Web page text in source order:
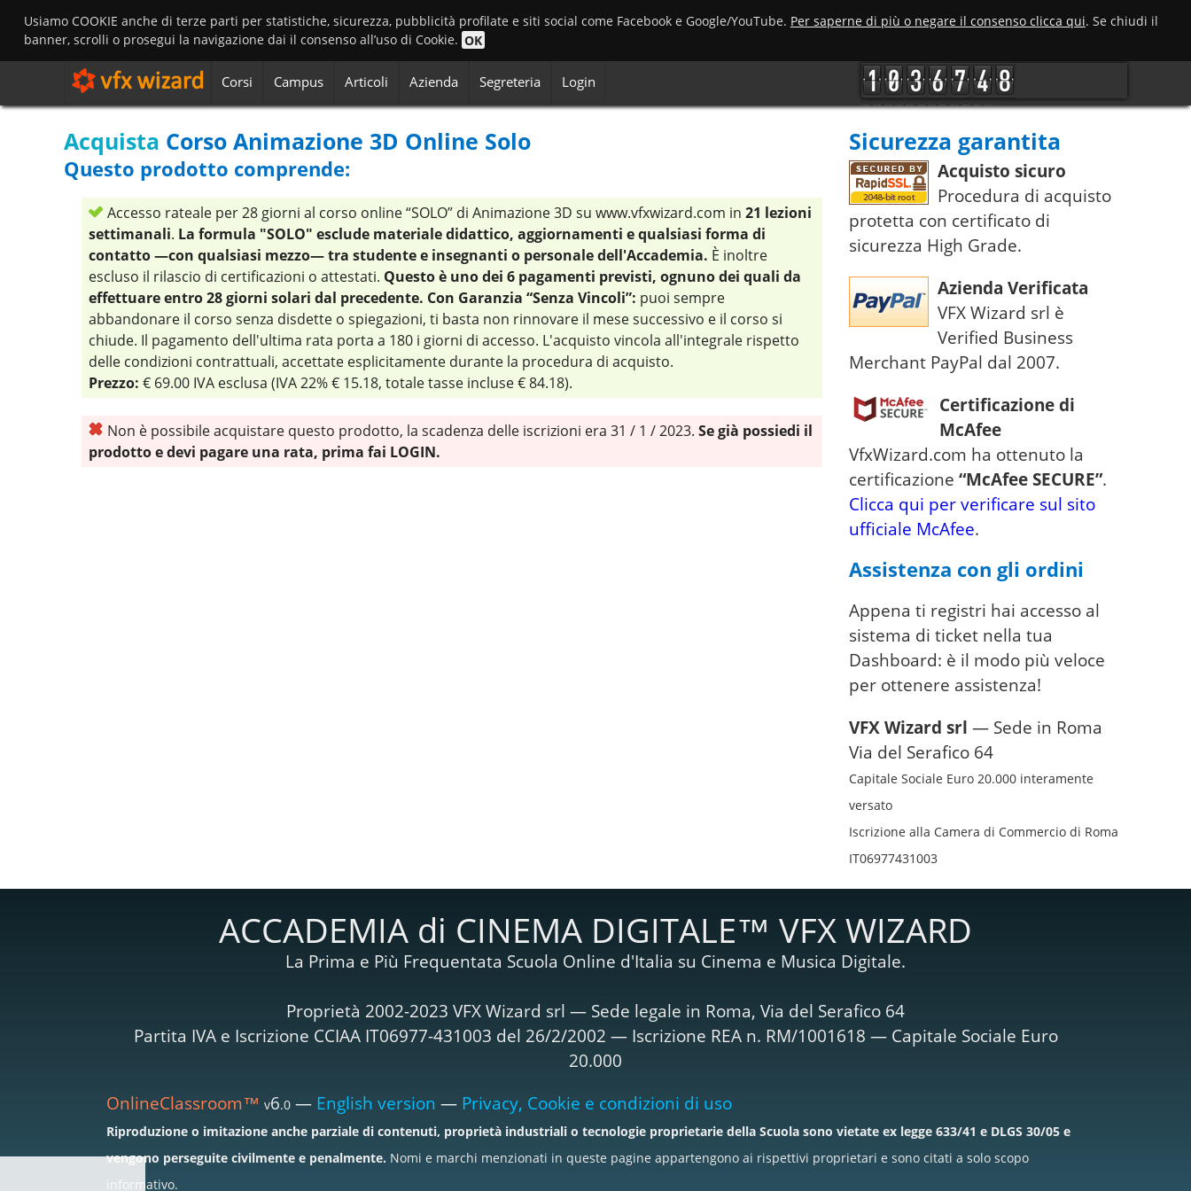
Usiamo COOKIE anche di terze parti per statistiche, sicurezza, pubblicità profilate e siti social come Facebook e Google/YouTube. Per saperne di più o negare il consenso clicca qui. Se chiudi il
banner, scrolli o prosegui la navigazione dai il consenso all’uso di Cookie. OK
Corsi Campus Articoli Azienda Segreteria Login
Acquista Corso Animazione 3D Online Solo
Questo prodotto comprende:
Accesso rateale per 28 giorni al corso online “SOLO” di Animazione 3D su www.vfxwizard.com in 21 lezioni
settimanali. La formula "SOLO" esclude materiale didattico, aggiornamenti e qualsiasi forma di
contatto —con qualsiasi mezzo— tra studente e insegnanti o personale dell'Accademia. È inoltre
escluso il rilascio di certificazioni o attestati. Questo è uno dei 6 pagamenti previsti, ognuno dei quali da
effettuare entro 28 giorni solari dal precedente. Con Garanzia “Senza Vincoli”: puoi sempre
abbandonare il corso senza disdette o spiegazioni, ti basta non rinnovare il mese successivo e il corso si
chiude. Il pagamento dell'ultima rata porta a 180 i giorni di accesso. L'acquisto vincola all'integrale rispetto
delle condizioni contrattuali, accettate esplicitamente durante la procedura di acquisto.
Prezzo: € 69.00 IVA esclusa (IVA 22% € 15.18, totale tasse incluse € 84.18).
Non è possibile acquistare questo prodotto, la scadenza delle iscrizioni era 31 / 1 / 2023. Se già possiedi il
prodotto e devi pagare una rata, prima fai LOGIN.
Sicurezza garantita
Acquisto sicuro
Procedura di acquisto
protetta con certificato di
sicurezza High Grade.
Azienda Verificata
VFX Wizard srl è
Verified Business
Merchant PayPal dal 2007.
Certificazione di
McAfee
VfxWizard.com ha ottenuto la
certificazione “McAfee SECURE”.
Clicca qui per verificare sul sito
ufficiale McAfee.
Assistenza con gli ordini
Appena ti registri hai accesso al
sistema di ticket nella tua
Dashboard: è il modo più veloce
per ottenere assistenza!
VFX Wizard srl — Sede in Roma
Via del Serafico 64
Capitale Sociale Euro 20.000 interamente
versato
Iscrizione alla Camera di Commercio di Roma
IT06977431003
ACCADEMIA di CINEMA DIGITALE™ VFX WIZARD
La Prima e Più Frequentata Scuola Online d'Italia su Cinema e Musica Digitale.
Proprietà 2002-2023 VFX Wizard srl — Sede legale in Roma, Via del Serafico 64
Partita IVA e Iscrizione CCIAA IT06977-431003 del 26/2/2002 — Iscrizione REA n. RM/1001618 — Capitale Sociale Euro
20.000
OnlineClassroom™ v6.0 — English version — Privacy, Cookie e condizioni di uso
Riproduzione o imitazione anche parziale di contenuti, proprietà industriali o tecnologie proprietarie della Scuola sono vietate ex legge 633/41 e DLGS 30/05 e
vengono perseguite civilmente e penalmente. Nomi e marchi menzionati in queste pagine appartengono ai rispettivi proprietari e sono citati a solo scopo
informativo.